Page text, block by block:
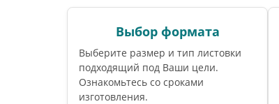
Выбор формата
Выберите размер и тип листовки
подходящий под Ваши цели.
Ознакомьтесь со сроками
изготовления.